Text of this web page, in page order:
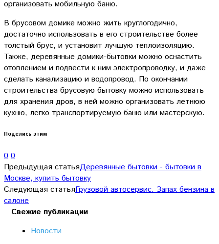
организовать мобильную баню.
В брусовом домике можно жить круглогодично,
достаточно использовать в его строительстве более
толстый брус, и установит лучшую теплоизоляцию.
Также, деревянные домики-бытовки можно оснастить
отоплением и подвести к ним электропроводку, и даже
сделать канализацию и водопровод. По окончании
строительства брусовую бытовку можно использовать
для хранения дров, в ней можно организовать летнюю
кухню, легко транспортируемую баню или мастерскую.
Поделись этим
0 0
Предыдущая статьяДеревянные бытовки - бытовки в
Москве, купить бытовку
Следующая статьяГрузовой автосервис. Запах бензина в
салоне
Свежие публикации
Новости